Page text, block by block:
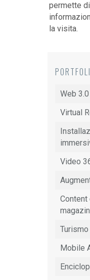
permette
la visita.
Web
Virtual
Video
Content
Mobile